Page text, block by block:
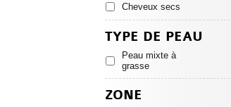
Ménopause
Minceur
Réparateur
Sexualité
Solaire
Stress / Sommeil
Cheveux secs
TYPE DE PEAU
Peau mixte à
grasse
ZONE